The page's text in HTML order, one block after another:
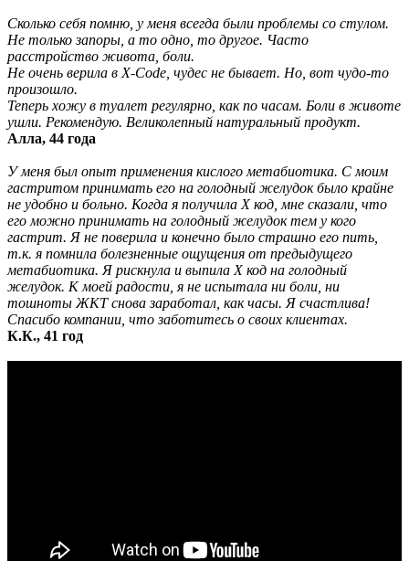
Сколько себя помню, у меня всегда были проблемы со стулом.
Не только запоры, а то одно, то другое. Часто
расстройство живота, боли.
Не очень верила в X-Code, чудес не бывает. Но, вот чудо-то
произошло.
Теперь хожу в туалет регулярно, как по часам. Боли в животе
ушли. Рекомендую. Великолепный натуральный продукт.
Алла, 44 года
У меня был опыт применения кислого метабиотика. С моим
гастритом принимать его на голодный желудок было крайне
не удобно и больно. Когда я получила Х код, мне сказали, что
его можно принимать на голодный желудок тем у кого
гастрит. Я не поверила и конечно было страшно его пить,
т.к. я помнила болезненные ощущения от предыдущего
метабиотика. Я рискнула и выпила Х код на голодный
желудок. К моей радости, я не испытала ни боли, ни
тошноты ЖКТ снова заработал, как часы. Я счастлива!
Спасибо компании, что заботитесь о своих клиентах.
К.К., 41 год